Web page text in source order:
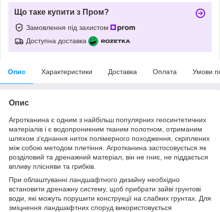
Що таке купити з Пром?
Замовлення під захистом
Доступна доставка
Опис Характеристики Доставка Оплата Умови
Опис
Агротканина є одним з найбільш популярних геосинтетичних
матеріалів і є водопроникним тканим полотном, отриманим
шляхом з'єднання ниток полімерного походження, скріплених
між собою методом плетіння. Агротканина застосовується як
розділовий та дренажний матеріал, він не гниє, не піддається
впливу плісняви та грибків.
При облаштуванні ландшафтного дизайну необхідно
встановити дренажну систему, щоб прибрати зайві грунтові
води, які можуть порушити конструкції на слабких грунтах. Для
зміцнення ландшафтних споруд використовується